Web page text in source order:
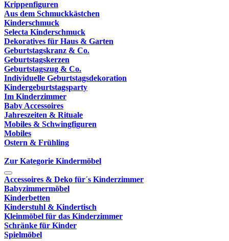
Krippenfiguren
Aus dem Schmuckkästchen
Kinderschmuck
Selecta Kinderschmuck
Dekoratives für Haus & Garten
Geburtstagskranz & Co.
Geburtstagskerzen
Geburtstagszug & Co.
Individuelle Geburtstagsdekoration
Kindergeburtstagsparty
Im Kinderzimmer
Baby Accessoires
Jahreszeiten & Rituale
Mobiles & Schwingfiguren
Mobiles
Ostern & Frühling
Zur Kategorie Kindermöbel
Accessoires & Deko für´s Kinderzimmer
Babyzimmermöbel
Kinderbetten
Kinderstuhl & Kindertisch
Kleinmöbel für das Kinderzimmer
Schränke für Kinder
Spielmöbel